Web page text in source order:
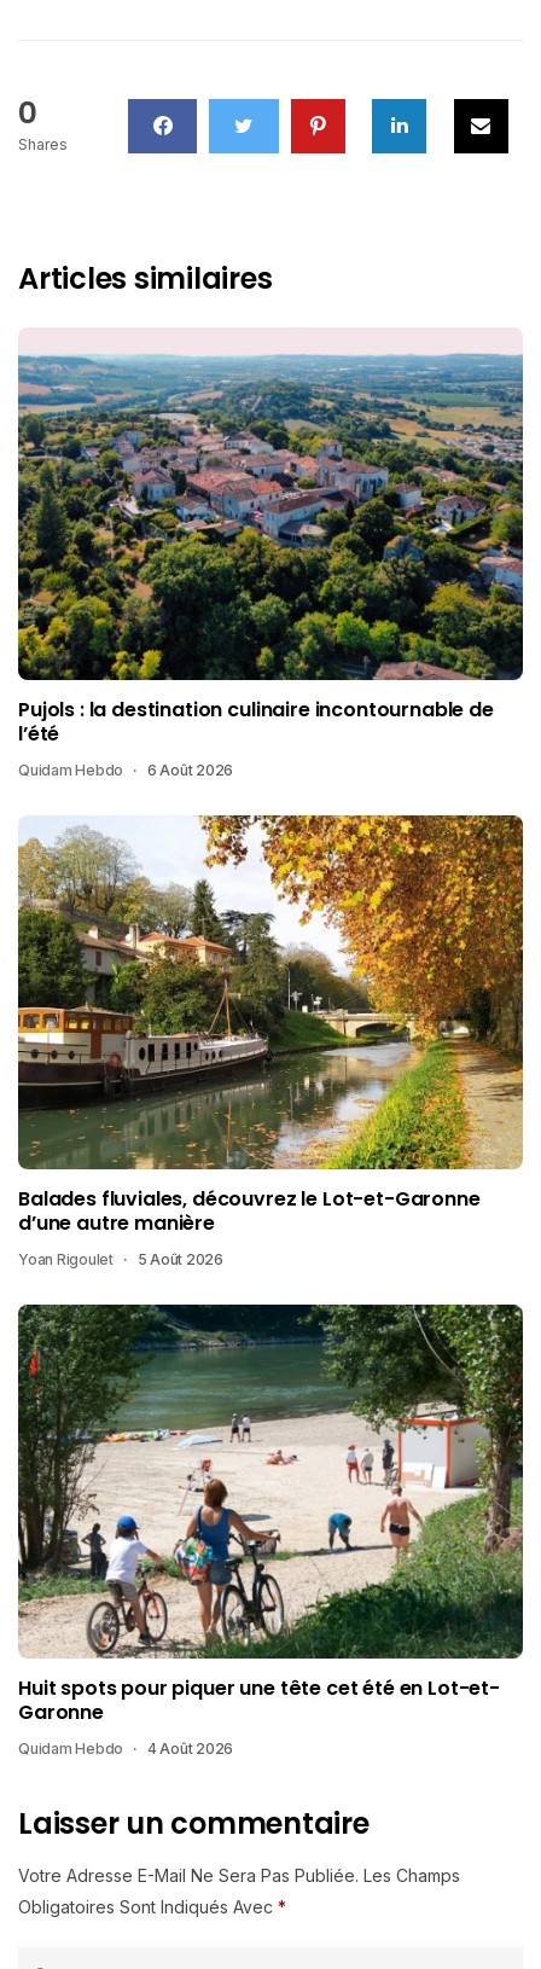
0
Shares
Articles similaires
Pujols : la destination culinaire incontournable de
l’été
Quidam Hebdo 6 Août 2026
Balades fluviales, découvrez le Lot-et-Garonne
d’une autre manière
Yoan Rigoulet 5 Août 2026
Huit spots pour piquer une tête cet été en Lot-et-
Garonne
Quidam Hebdo 4 Août 2026
Laisser un commentaire
Votre Adresse E-Mail Ne Sera Pas Publiée. Les Champs
Obligatoires Sont Indiqués Avec *